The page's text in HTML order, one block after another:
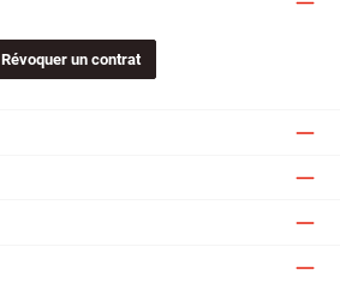
Révoquer un contrat